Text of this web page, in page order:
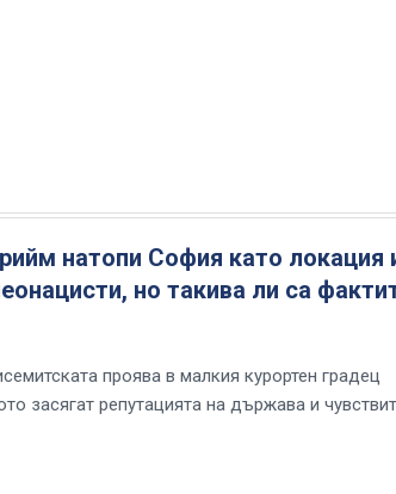
натопи София като локация
но такива ли са
проява в малкия курортен градец
засягат репутацията на държава и